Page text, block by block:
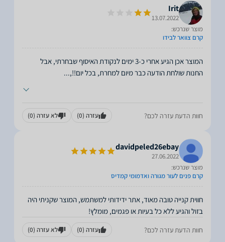
Irit
13.07.2022
מוצר שנרכש:
קרם צוואר לבידו
המוצר אכן הגיע אחרי כ-3 ימים לנקודת האיסוף שבחרתי, אבל
החנות שולחת הודעה כבר מיום למחרת, בכל יום!!,...
חוות הדעת עזרה לכם? עזרה (0) לא עזרה (0)
davidpeled26ebay
27.06.2022
מוצר שנרכש:
קרם פנים לעור מגורה ואדמומי קמדיס
חווית קנייה טובה מאוד, אתר ידידותי למשתמש, המוצר שקניתי היה
בזול והגיע ללא כל בעיות או פגמים, מומלץ!
חוות הדעת עזרה לכם? עזרה (0) לא עזרה (0)